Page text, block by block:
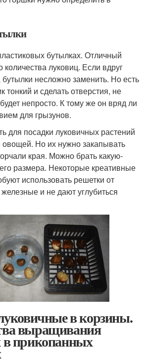
бутылках. Отличный
количества луковиц. Если вдруг
бутылки несложно заменить. Но есть
тонкий и сделать отверстия, не
непросто. К тому же он вряд ли
для грызунов.
для посадки луковичных растений
Но их нужно закапывать
края. Можно брать какую-
размера. Некоторые креативные
использовать решетки от
и не дают углубиться
в корзины.
выращивания
прикопанных